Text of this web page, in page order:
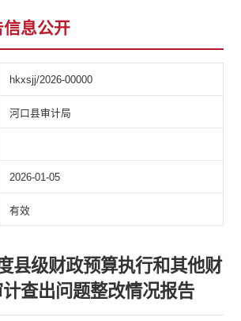
息公开
hkxsjj/2026-00000
河口县审计局
2026-01-05
有效
县级财政预算执行和其他财
查出问题整改情况报告